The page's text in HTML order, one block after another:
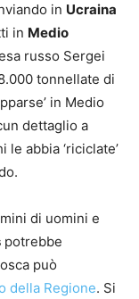
in Ucraina
in Medio
russo Sergei
tonnellate di
in Medio
dettaglio a
abbia ‘riciclate’
di uomini e
potrebbe
può
della Regione. Si